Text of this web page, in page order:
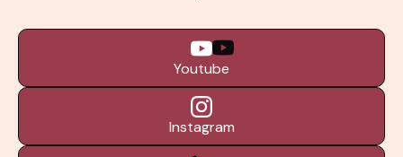
Youtube
Instagram